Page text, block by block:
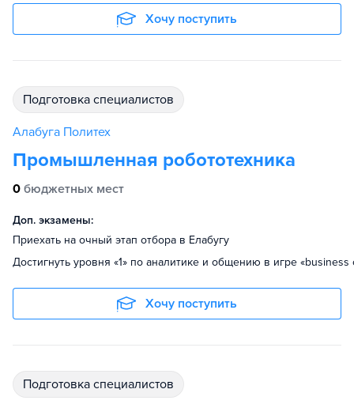
Хочу поступить
подготовка специалистов
Алабуга Политех
Промышленная робототехника
0 бюджетных мест
Доп. экзамены:
Приехать на очный этап отбора в Елабугу
Достигнуть уровня «1» по аналитике и общению в игре «business
Хочу поступить
подготовка специалистов